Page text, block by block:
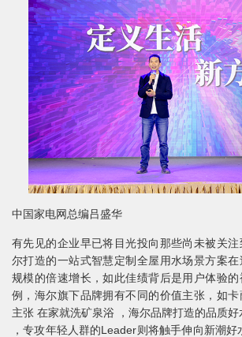
中国家电网总编吕盛华
有先见的企业早已将目光投向那些尚未被关
尔打造的一站式智慧定制全屋用水场景方案
规模的倍速增长，如此佳绩背后是用户体验
例，海尔旗下品牌拥有不同的价值主张，如卡
主张 在家就洗矿泉浴 ，海尔品牌打造的品质
，专攻年轻人群的Leader则将触手伸向新潮